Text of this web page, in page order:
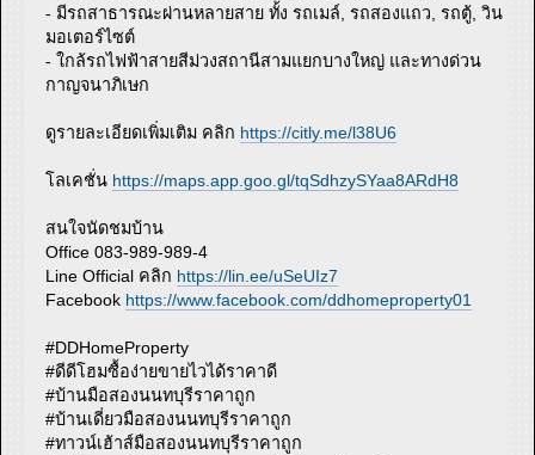
- มีรถสาธารณะผ่านหลายสาย ทั้ง รถเมล์, รถสองแถว, รถตู้, วิน
มอเตอร์ไซต์
- ใกล้รถไฟฟ้าสายสีม่วงสถานีสามแยกบางใหญ่ และทางด่วน
กาญจนาภิเษก
ดูรายละเอียดเพิ่มเติม คลิก https://citly.me/l38U6
โลเคชั่น https://maps.app.goo.gl/tqSdhzySYaa8ARdH8
สนใจนัดชมบ้าน
Office 083-989-989-4
Line Official คลิก https://lin.ee/uSeUIz7
Facebook https://www.facebook.com/ddhomeproperty01
#DDHomeProperty
#ดีดีโฮมซื้อง่ายขายไวได้ราคาดี
#บ้านมือสองนนทบุรีราคาถูก
#บ้านเดี่ยวมือสองนนทบุรีราคาถูก
#ทาวน์เฮ้าส์มือสองนนทบุรีราคาถูก